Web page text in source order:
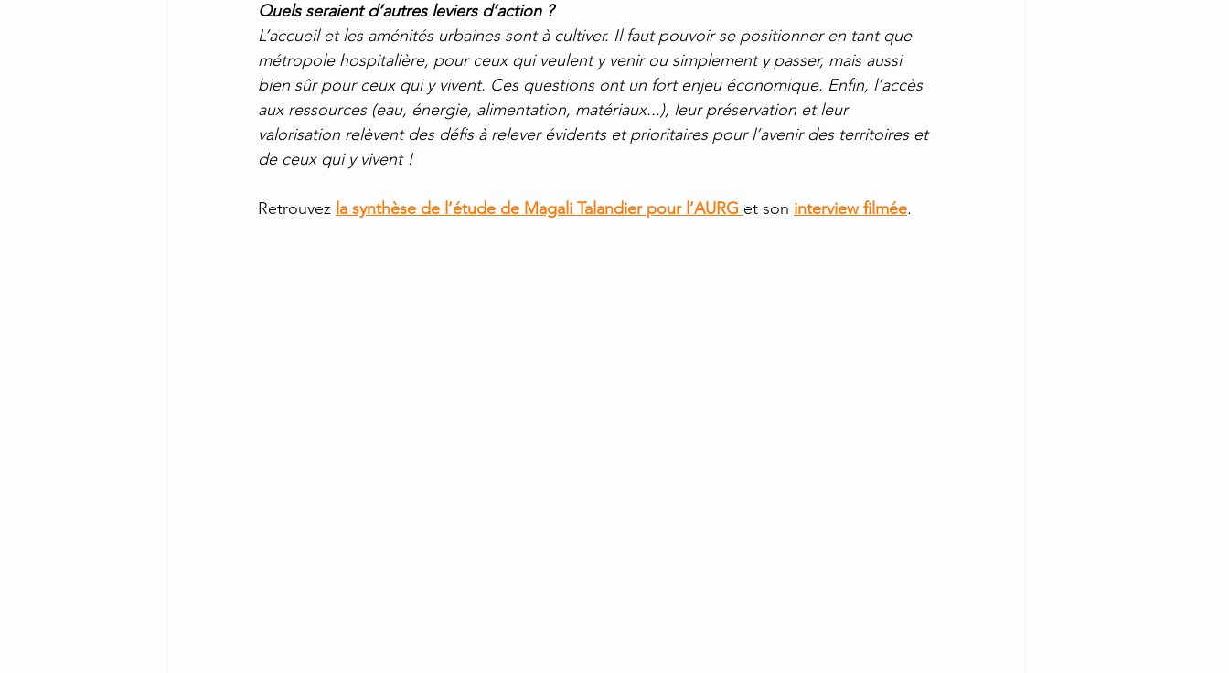
Quels seraient d’autres leviers d’action ?
L’accueil et les aménités urbaines sont à cultiver. Il faut pouvoir se positionner en tant que
métropole hospitalière, pour ceux qui veulent y venir ou simplement y passer, mais aussi
bien sûr pour ceux qui y vivent. Ces questions ont un fort enjeu économique. Enfin, l’accès
aux ressources (eau, énergie, alimentation, matériaux...), leur préservation et leur
valorisation relèvent des défis à relever évidents et prioritaires pour l’avenir des territoires et
de ceux qui y vivent !
Retrouvez la synthèse de l’étude de Magali Talandier pour l’AURG et son interview filmée.